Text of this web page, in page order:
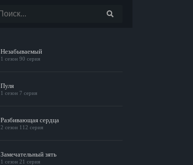
Незабываемый
1 сезон 90 серия
Пуля
1 сезон 7 серия
Разбивающая сердца
2 сезон 112 серия
Замечательный зять
1 сезон 21 серия